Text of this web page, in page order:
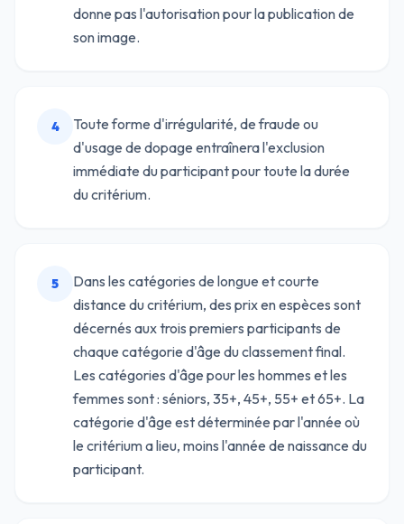
donne pas l'autorisation pour la publication de
son image.
4
Toute forme d'irrégularité, de fraude ou
d'usage de dopage entraînera l'exclusion
immédiate du participant pour toute la durée
du critérium.
5
Dans les catégories de longue et courte
distance du critérium, des prix en espèces sont
décernés aux trois premiers participants de
chaque catégorie d'âge du classement final.
Les catégories d'âge pour les hommes et les
femmes sont : séniors, 35+, 45+, 55+ et 65+. La
catégorie d'âge est déterminée par l'année où
le critérium a lieu, moins l'année de naissance du
participant.